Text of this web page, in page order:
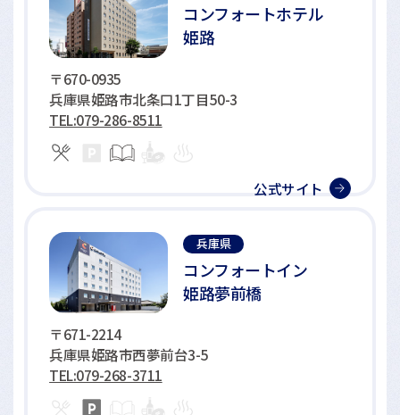
コンフォートホテル
姫路
〒670-0935
兵庫県姫路市北条口1丁目50-3
TEL:079-286-8511
公式サイト
兵庫県
コンフォートイン
姫路夢前橋
〒671-2214
兵庫県姫路市西夢前台3-5
TEL:079-268-3711